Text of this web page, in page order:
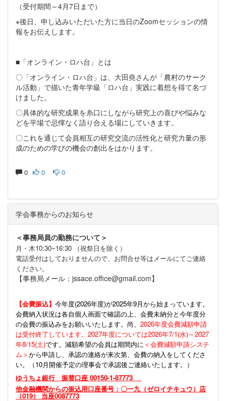
（受付期間～4月7日まで）
※後日、申し込みいただいた方に当日のZoomセッションの情
報をお伝えします。
■「オンライン・ロハ台」とは
〇「オンライン・ロハ台」は、大田堯さんが「農村のサーク
ル活動」で描いた青年学級「ロハ台」実践に着想を得て名づ
けました。
〇具体的な研究成果を糸口にしながら研究上の喜びや悩みな
どを平場で忌憚なく語り合える場にしていきます。
〇これを通じて会員相互の研究交流の活性化と研究力量の形
成のための学びの機会の創出をはかります。
0 0 0
学会事務からのお知らせ
＜事務局員の勤務について＞
月・木10:30~16:30 （祝祭日を除く）
電話受付はしておりませんので、お問合せ等はメールにてご連絡
ください。
【事務局メール：jssace.office@gmail.com】
【会費振込】 今年度(2026年度)が2025年9月から始まっています。
会費納入状況は各自個人画面で確認の上、会費未納分と今年度分
の会費の振込みをお願いいたします。尚、 2026年度会費減額申請
は受付終了しています。2027年度については2026年7/1(水)～2027
年8/15(土)です。減額希望の会員は期間内に ＜会費減額申請システ
ム＞から申請し、承認の連絡が来次第、会費の納入をしてくださ
い。（10月開催予定の理事会で承認後ご連絡いたします。）
ゆうちょ銀行 振替口座 00150-1-87773
他金融機関からの振込用口座番号：〇一九（ゼロイチキュウ）店
（019） 当座0087773